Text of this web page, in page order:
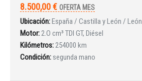
8.500,00 € OFERTA MES
Ubicación:España / Castilla y León / León
Motor:2.O cm³ TDI GT, Diésel
Kilómetros:254000 km
Condición: segunda mano